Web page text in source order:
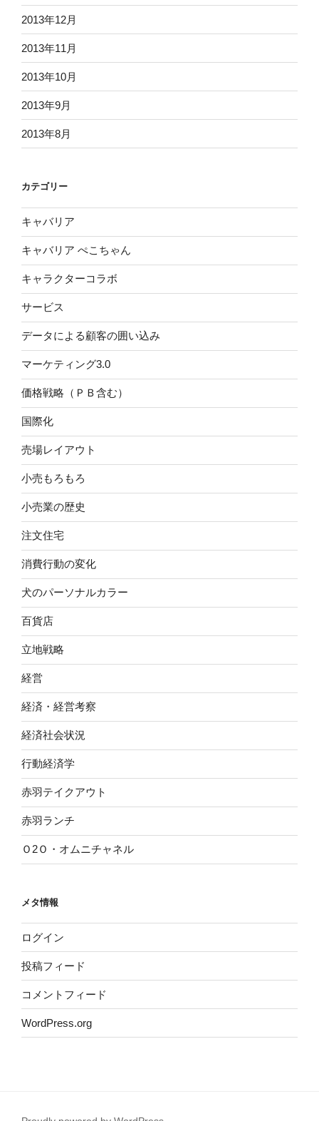
2013年12月
2013年11月
2013年10月
2013年9月
2013年8月
カテゴリー
キャバリア
キャバリア ぺこちゃん
キャラクターコラボ
サービス
データによる顧客の囲い込み
マーケティング3.0
価格戦略（ＰＢ含む）
国際化
売場レイアウト
小売もろもろ
小売業の歴史
注文住宅
消費行動の変化
犬のパーソナルカラー
百貨店
立地戦略
経営
経済・経営考察
経済社会状況
行動経済学
赤羽テイクアウト
赤羽ランチ
Ｏ2Ｏ・オムニチャネル
メタ情報
ログイン
投稿フィード
コメントフィード
WordPress.org